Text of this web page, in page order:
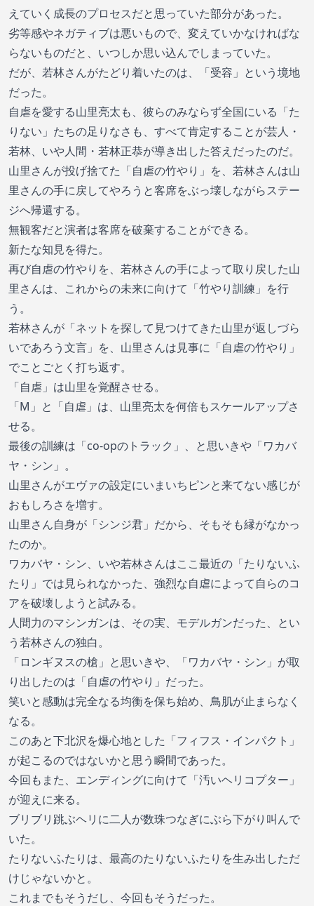
えていく成長のプロセスだと思っていた部分があった。
劣等感やネガティブは悪いもので、変えていかなければな
らないものだと、いつしか思い込んでしまっていた。
だが、若林さんがたどり着いたのは、「受容」という境地
だった。
自虐を愛する山里亮太も、彼らのみならず全国にいる「た
りない」たちの足りなさも、すべて肯定することが芸人・
若林、いや人間・若林正恭が導き出した答えだったのだ。
山里さんが投げ捨てた「自虐の竹やり」を、若林さんは山
里さんの手に戻してやろうと客席をぶっ壊しながらステー
ジへ帰還する。
無観客だと演者は客席を破棄することができる。
新たな知見を得た。
再び自虐の竹やりを、若林さんの手によって取り戻した山
里さんは、これからの未来に向けて「竹やり訓練」を行
う。
若林さんが「ネットを探して見つけてきた山里が返しづら
いであろう文言」を、山里さんは見事に「自虐の竹やり」
でことごとく打ち返す。
「自虐」は山里を覚醒させる。
「M」と「自虐」は、山里亮太を何倍もスケールアップさ
せる。
最後の訓練は「co-opのトラック」、と思いきや「ワカバ
ヤ・シン」。
山里さんがエヴァの設定にいまいちピンと来てない感じが
おもしろさを増す。
山里さん自身が「シンジ君」だから、そもそも縁がなかっ
たのか。
ワカバヤ・シン、いや若林さんはここ最近の「たりないふ
たり」では見られなかった、強烈な自虐によって自らのコ
アを破壊しようと試みる。
人間力のマシンガンは、その実、モデルガンだった、とい
う若林さんの独白。
「ロンギヌスの槍」と思いきや、「ワカバヤ・シン」が取
り出したのは「自虐の竹やり」だった。
笑いと感動は完全なる均衡を保ち始め、鳥肌が止まらなく
なる。
このあと下北沢を爆心地とした「フィフス・インパクト」
が起こるのではないかと思う瞬間であった。
今回もまた、エンディングに向けて「汚いヘリコプター」
が迎えに来る。
ブリブリ跳ぶヘリに二人が数珠つなぎにぶら下がり叫んで
いた。
たりないふたりは、最高のたりないふたりを生み出しただ
けじゃないかと。
これまでもそうだし、今回もそうだった。